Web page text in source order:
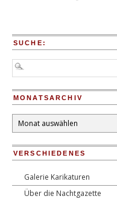
SUCHE:
MONATSARCHIV
Monatsarchiv
VERSCHIEDENES
Galerie Karikaturen
Über die Nachtgazette